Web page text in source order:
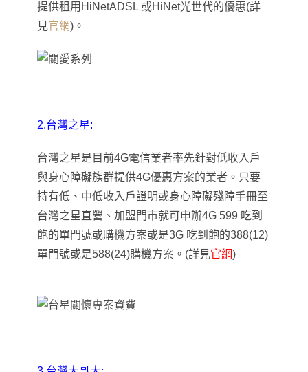
提供租用HiNetADSL 或HiNet光世代的優惠(詳
見官網)。
2.台灣之星:
台灣之星是目前4G電信業者率先針對低收入戶
與身心障礙族群提供4G優惠方案的業者 。只要
持有低、中低收入戶證明或身心障礙殘障手冊至
台灣之星直營、加盟門市就可申辦4G 599 吃到
飽的單門號或購機方案或是3G 吃到飽的388(12)
單門號或是588(24)購機方案 。(詳見官網)